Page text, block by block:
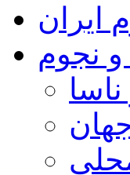
ایران
و نجوم
ناسا
جهان